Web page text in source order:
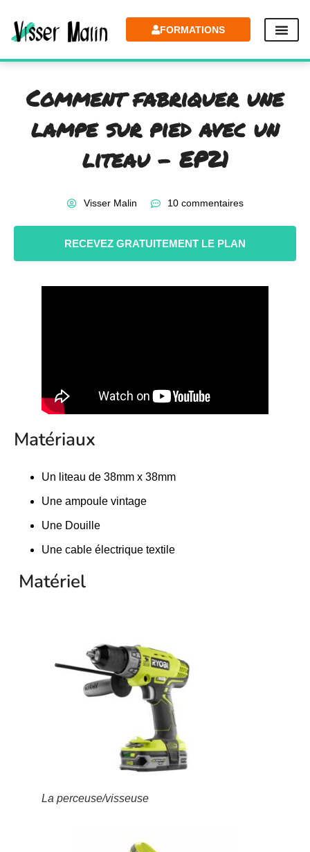
FORMATIONS
Comment fabriquer une
lampe sur pied avec un
liteau – EP21
Visser Malin 10 commentaires
RECEVEZ GRATUITEMENT LE PLAN
Matériaux
Un liteau de 38mm x 38mm
Une ampoule vintage
Une Douille
Une cable électrique textile
Matériel
La perceuse/visseuse